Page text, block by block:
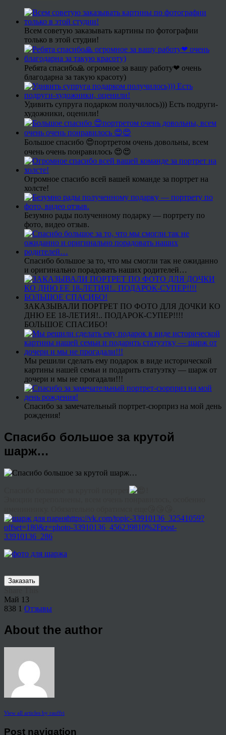
Всем советую заказывать картины по фотографии
только в этой студии!
Ребята спасибо🙏 огромное за вашу работу❤ очень
благодарна за такую красоту)
Удивить супруга подарком получилось))) Есть подруги-
художники, оценили!
Большое спасибо 😍портретом очень довольны, всем
очень очень понравилось 😍😍
Огромное спасибо всей вашей команде за портрет на
холсте!
Безумно рады полученному подарку — портрету по
фото, видео отзыв.
Спасибо большое за то, что мы смогли так не ожиданно
и оригинально порадовать наших родителей…
ЗАКАЗЫВАЛИ ПОРТРЕТ ПО ФОТО ДЛЯ ДОЧКИ КО
ДНЮ ЕЕ 18-ЛЕТИЯ!.. ПОДАРОК-СУПЕР!!!!
БОЛЬШОЕ СПАСИБО!
Мы решили сделать ему подарок в виде исторической
картины нашей семьи и подарить статуэтку — шарж от
дочери и мы не прогадали!!!
Спасибо за замечательный портрет-сюрприз на мой день
рождения!
Спасибо большое за крутой
шарж…
https://vk.com/topic-33910136_32541059?
offset=180&z=photo-33910136_456239810%2Fpost-
33910136_286
Заказать
Май 13
838 1 Отзывы
About the author
View all articles by rauffri
Post navigation